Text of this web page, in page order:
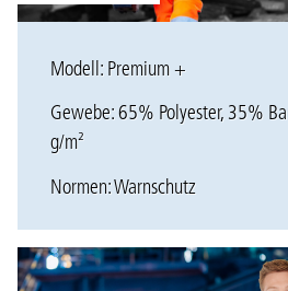
Modell: Premium +
Gewebe: 65% Polyester, 35%
g/m²
Normen: Warnschutz